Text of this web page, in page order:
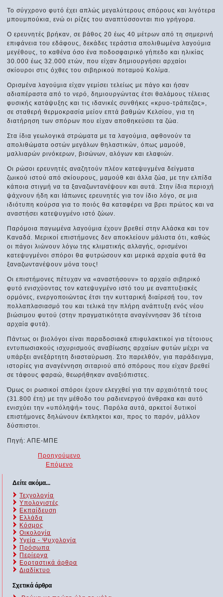
Το σύγχρονο φυτό έχει απλώς μεγαλύτερους σπόρους και λιγότερα
μπουμπούκια, ενώ οι ρίζες του αναπτύσσονται πιο γρήγορα.
Ο ερευνητές βρήκαν, σε βάθος 20 έως 40 μέτρων από τη σημερινή
επιφάνεια του εδάφους, δεκάδες τεράστια απολιθωμένα λαγούμια
μεγέθους, το καθένα όσο ένα ποδοσφαιρικό γήπεδο και ηλικίας
30.000 έως 32.000 ετών, που είχαν δημιουργήσει αρχαίοι
σκίουροι στις όχθες του σιβηρικού ποταμού Κολίμα.
Ορισμένα λαγούμια είχαν γεμίσει τελείως με πάγο και ήσαν
αδιαπέραστα από το νερό, δημιουργώντας έτσι θαλάμους τέλειας
φυσικής κατάψυξης και τις ιδανικές συνθήκες «κρυο-τράπεζας»,
σε σταθερή θερμοκρασία μείον επτά βαθμών Κελσίου, για τη
διατήρηση των σπόρων που είχαν αποθηκεύσει τα ζώα.
Στα ίδια γεωλογικά στρώματα με τα λαγούμια, αφθονούν τα
απολιθώματα οστών μεγάλων θηλαστικών, όπως μαμούθ,
μαλλιαρών ρινόκερων, βισώνων, αλόγων και ελαφιών.
Οι ρώσοι ερευνητές αναζητούν πλέον κατεψυγμένα δείγματα
ζωικού ιστού από σκίουρους, μαμούθ και άλλα ζώα, με την ελπίδα
κάποια στιγμή να τα ξαναζωντανέψουν και αυτά. Στην ίδια περιοχή
ψάχνουν ήδη και Ιάπωνες ερευνητές για τον ίδιο λόγο, σε μια
ιδιότυπη κούρσα για το ποιός θα καταφέρει να βρει πρώτος και να
αναστήσει κατεψυγμένο ιστό ζώων.
Παρόμοια παγωμένα λαγούμια έχουν βρεθεί στην Αλάσκα και τον
Καναδά. Μερικοί επιστήμονες δεν αποκλείουν μάλιστα ότι, καθώς
οι πάγοι λιώνουν λόγω της κλιματικής αλλαγής, ορισμένοι
κατεψυγμένοι σπόροι θα φυτρώσουν και μερικά αρχαία φυτά θα
ξαναζωντανέψουν μόνα τους!
Οι επιστήμονες πέτυχαν να «αναστήσουν» το αρχαίο σιβηρικό
φυτό ενισχύοντας τον κατεψυγμένο ιστό του με αναπτυξιακές
ορμόνες, ενεργοποιώντας έτσι την κυτταρική διαίρεσή του, τον
πολλαπλασιασμό του και τελικά την πλήρη ανάπτυξη ενός νέου
βιώσιμου φυτού (στην πραγματικότητα αναγέννησαν 36 τέτοια
αρχαία φυτά).
Πάντως οι βιολόγοι είναι παραδοσιακά επιφυλακτικοί για τέτοιους
εντυπωσιακούς ισχυρισμούς αναβίωσης αρχαίων φυτών μέχρι να
υπάρξει ανεξάρτητη διασταύρωση. Στο παρελθόν, για παράδειγμα,
ιστορίες για αναγέννηση σιταριού από σπόρους που είχαν βρεθεί
σε τάφους φαραώ, θεωρήθηκαν αναξιόπιστες.
Όμως οι ρωσικοί σπόροι έχουν ελεγχθεί για την αρχαιότητά τους
(31.800 έτη) με την μέθοδο του ραδιενεργού άνθρακα και αυτό
ενισχύει την «υπόληψή» τους. Παρόλα αυτά, αρκετοί δυτικοί
επιστήμονες δηλώνουν έκπληκτοι και, προς το παρόν, μάλλον
δύσπιστοι.
Πηγή: ΑΠΕ-ΜΠΕ
Προηγούμενο
Επόμενο
Δείτε ακόμα...
Τεχνολογία
Υπολογιστές
Εκπαίδευση
Ελλάδα
Κόσμος
Οικολογία
Υγεία - Ψυχολογία
Πρόσωπα
Περίεργα
Εορταστικά άρθρα
Διαδίκτυο
Σχετικά άρθρα